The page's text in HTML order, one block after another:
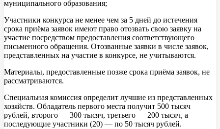
муниципального образования;
Участники конкурса не менее чем за 5 дней до истечения
срока приёма заявок имеют право отозвать свою заявку на
участие посредством предоставления соответствующего
письменного обращения. Отозванные заявки в числе заявок,
представленных на участие в конкурсе, не учитываются.
Материалы, предоставленные позже срока приёма заявок, не
рассматриваются.
Специальная комиссия определит лучшие из представленных
хозяйств. Обладатель первого места получит 500 тысяч
рублей, второго — 300 тысяч, третьего — 200 тысяч, а
последующие участники (20) — по 50 тысяч рублей.